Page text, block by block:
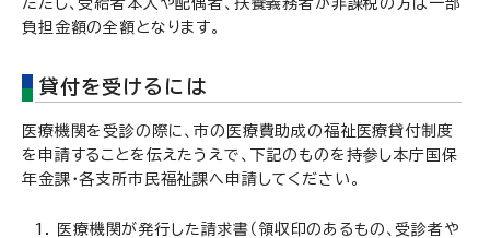
ただし、受給者本人や配偶者、扶養義務者が非課税の方は一部
負担金額の全額となります。
貸付を受けるには
医療機関を受診の際に、市の医療費助成の福祉医療貸付制度
を申請することを伝えたうえで、下記のものを持参し本庁国保
年金課・各支所市民福祉課へ申請してください。
医療機関が発行した請求書（領収印のあるもの、受診者や